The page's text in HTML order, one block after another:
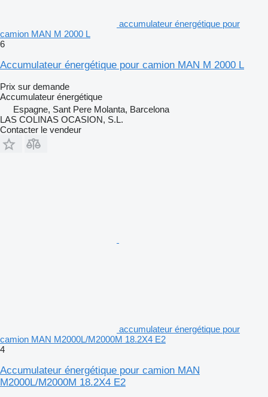
accumulateur énergétique pour
camion MAN M 2000 L
6
Accumulateur énergétique pour camion MAN M 2000 L
Prix sur demande
Accumulateur énergétique
Espagne, Sant Pere Molanta, Barcelona
LAS COLINAS OCASION, S.L.
Contacter le vendeur
accumulateur énergétique pour
camion MAN M2000L/M2000M 18.2X4 E2
4
Accumulateur énergétique pour camion MAN
M2000L/M2000M 18.2X4 E2